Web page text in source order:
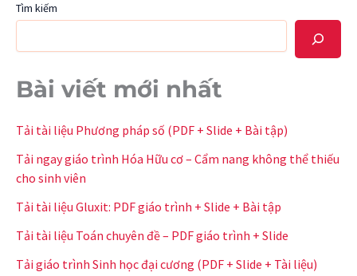
Tìm kiếm
Bài viết mới nhất
Tải tài liệu Phương pháp số (PDF + Slide + Bài tập)
Tải ngay giáo trình Hóa Hữu cơ – Cẩm nang không thể thiếu
cho sinh viên
Tải tài liệu Gluxit: PDF giáo trình + Slide + Bài tập
Tải tài liệu Toán chuyên đề – PDF giáo trình + Slide
Tải giáo trình Sinh học đại cương (PDF + Slide + Tài liệu)